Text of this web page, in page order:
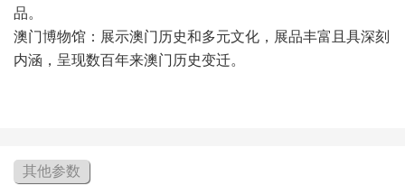
品。
澳门博物馆：展示澳门历史和多元文化，展品丰富且具深刻
内涵，呈现数百年来澳门历史变迁。
其他参数